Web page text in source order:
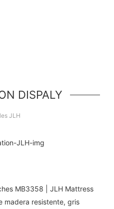
DISPALY
JLH